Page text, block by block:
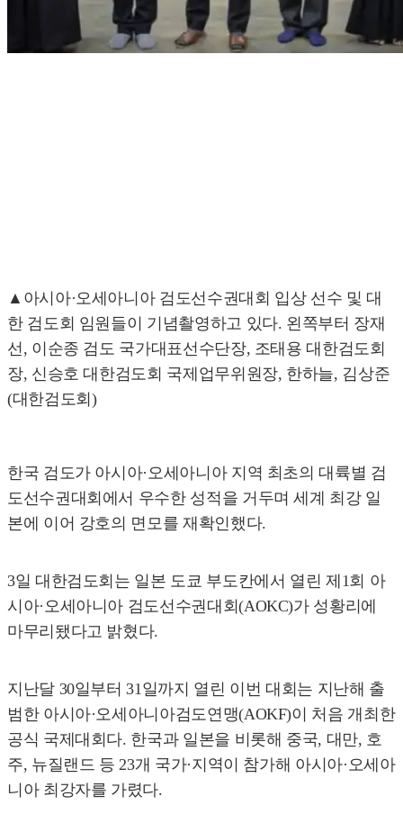
▲아시아·오세아니아 검도선수권대회 입상 선수 및 대
한 검도회 임원들이 기념촬영하고 있다. 왼쪽부터 장재
선, 이순종 검도 국가대표선수단장, 조태용 대한검도회
장, 신승호 대한검도회 국제업무위원장, 한하늘, 김상준
(대한검도회)
한국 검도가 아시아·오세아니아 지역 최초의 대륙별 검
도선수권대회에서 우수한 성적을 거두며 세계 최강 일
본에 이어 강호의 면모를 재확인했다.
3일 대한검도회는 일본 도쿄 부도칸에서 열린 제1회 아
시아·오세아니아 검도선수권대회(AOKC)가 성황리에
마무리됐다고 밝혔다.
지난달 30일부터 31일까지 열린 이번 대회는 지난해 출
범한 아시아·오세아니아검도연맹(AOKF)이 처음 개최한
공식 국제대회다. 한국과 일본을 비롯해 중국, 대만, 호
주, 뉴질랜드 등 23개 국가·지역이 참가해 아시아·오세아
니아 최강자를 가렸다.